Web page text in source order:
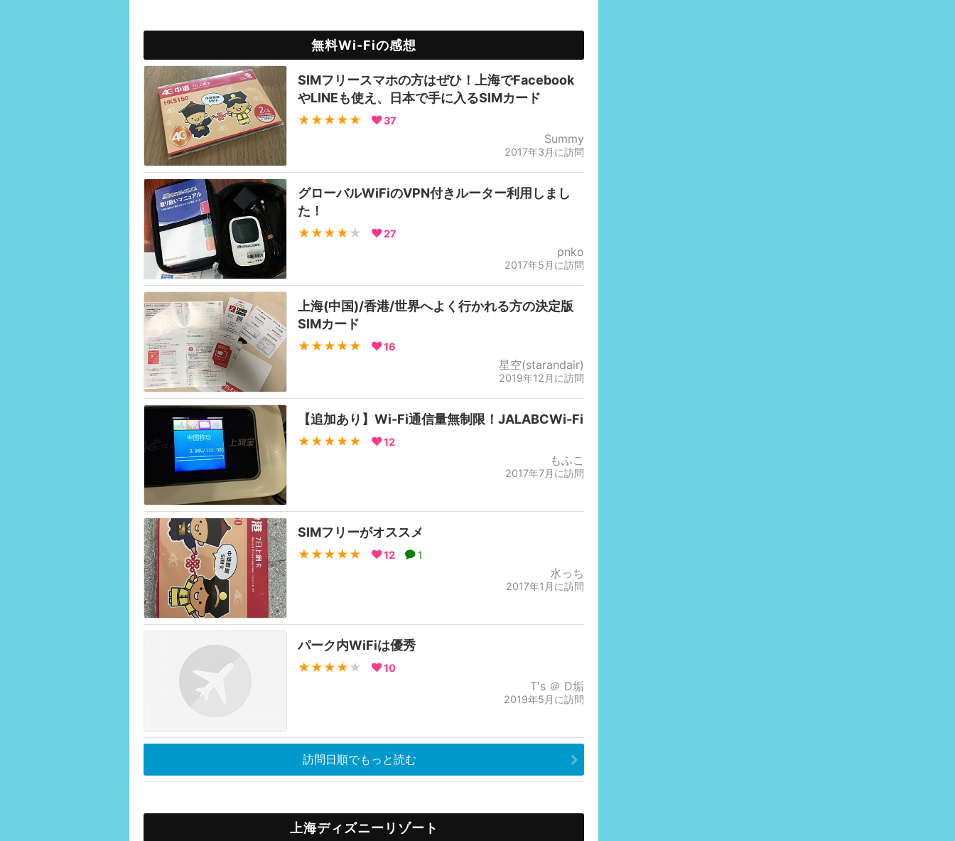
無料Wi-Fiの感想
SIMフリースマホの方はぜひ！上海でFacebook
やLINEも使え、日本で手に入るSIMカード
★★★★★ 37
Summy
2017年3月に訪問
グローバルWiFiのVPN付きルーター利用しまし
た！
★★★★ ★ 27
pnko
2017年5月に訪問
上海(中国)/香港/世界へよく行かれる方の決定版
SIMカード
★★★★★ 16
星空(starandair)
2019年12月に訪問
【追加あり】Wi-Fi通信量無制限！JALABCWi-Fi
★★★★★ 12
もふこ
2017年7月に訪問
SIMフリーがオススメ
★★★★★ 12 1
水っち
2017年1月に訪問
パーク内WiFiは優秀
★★★★ ★ 10
T's ＠ D垢
2019年5月に訪問
訪問日順でもっと読む
上海ディズニーリゾート